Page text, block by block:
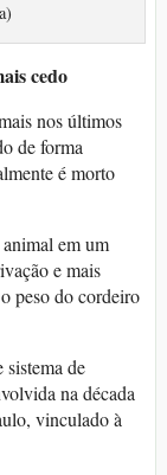
cedo
nos últimos
de forma
é morto
em um
e mais
peso do cordeiro
sistema de
na década
vinculado à